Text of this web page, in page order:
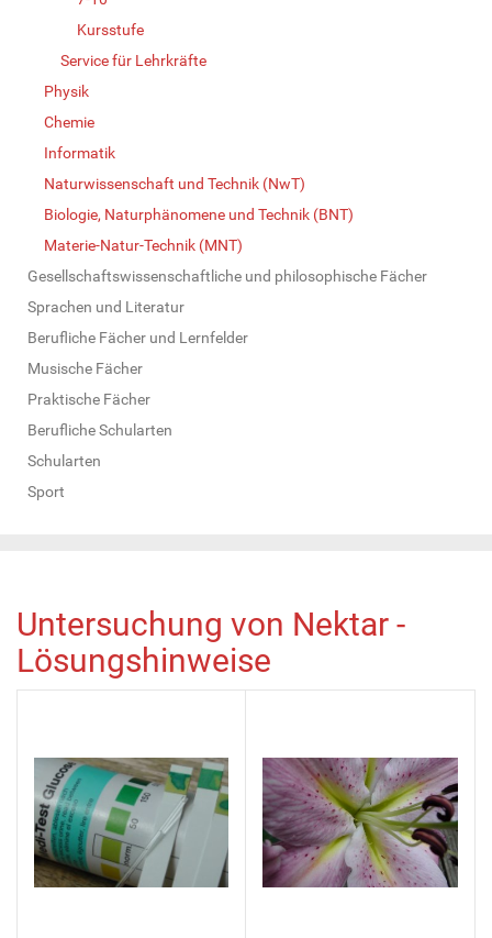
Kursstufe
Service für Lehrkräfte
Physik
Chemie
Informatik
Naturwissenschaft und Technik (NwT)
Biologie, Naturphänomene und Technik (BNT)
Materie-Natur-Technik (MNT)
Gesellschaftswissenschaftliche und philosophische Fächer
Sprachen und Literatur
Berufliche Fächer und Lernfelder
Musische Fächer
Praktische Fächer
Berufliche Schularten
Schularten
Sport
Untersuchung von Nektar -
Lösungshinweise